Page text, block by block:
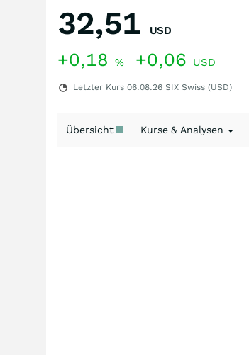
32,51 USD
+0,18 % +0,06 USD
Letzter Kurs 06.08.26 SIX Swiss (USD)
Übersicht Kurse & Analysen